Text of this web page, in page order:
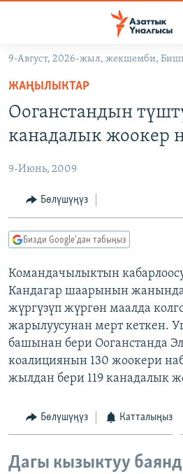
Навигацияга
өтүңүз
Издөөгө
салыңыз
ЭКОНОМИКА
МАДАНИЯТ
БОРБОР АЗИЯ
АТАЙЫН ИЛИКТӨӨ
ТВ ПРОГРАММАЛАР
ЭКСПЕРТТЕР ТАЛДАЙТ
БИЗ ЖАНА ДҮЙНӨ
ДАНИСТЕ
ЭЖЕ-СИҢДИЛЕР
ЫҢГАЙСЫЗ СУРООЛОР
ӨЗГӨЧӨ ПИКИР
Русский
ОНЛАЙН ШЕРИНЕ
ЭЕ/АРнун бардык сайттары
9-Август, 2026-жыл, жекшемби,
ЖАҢЫЛЫКТАР
Ооганстандын
канадалык жоокер
9-Июнь, 2009
Бөлүшүңүз
Бизди Google'дан табыңыз
Командачылыктын
Кандагар шаарынын
жүргүзүп жүргөн маалда
жарылуусунан мерт кеткен.
башынан бери Ооганстанда
коалициянын 130 жоокери
жылдан бери 119 канадалык
Бөлүшүңүз Катталыңыз
Дагы кызыктуу